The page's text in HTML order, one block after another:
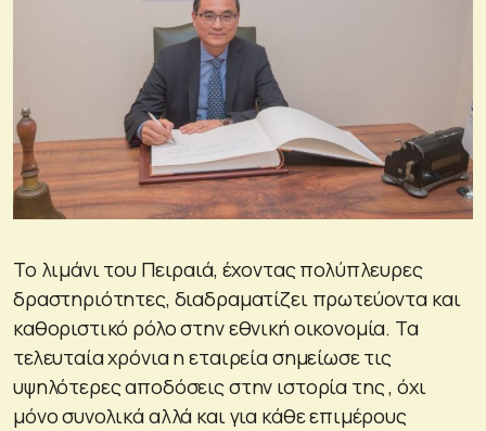
Το λιμάνι του Πειραιά, έχοντας πολύπλευρες
δραστηριότητες, διαδραματίζει πρωτεύοντα και
καθοριστικό ρόλο στην εθνική οικονομία. Τα
τελευταία χρόνια η εταιρεία σημείωσε τις
υψηλότερες αποδόσεις στην ιστορία της , όχι
μόνο συνολικά αλλά και για κάθε επιμέρους